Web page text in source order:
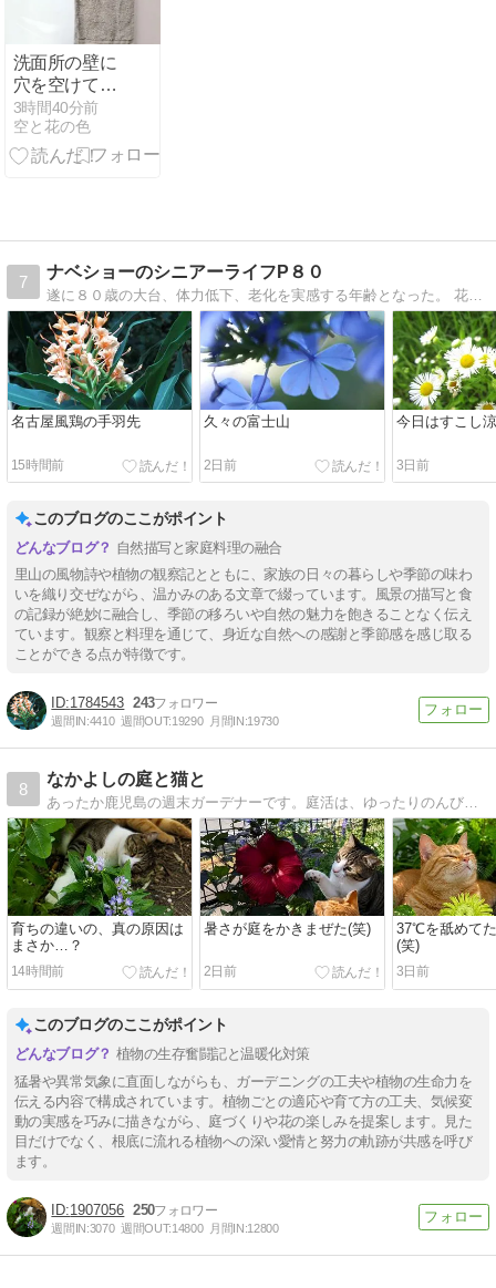
洗面所の壁に
穴を空けて後
悔なし。浮か
せる収納で毎
日がラクにな
3時間40分前
空と花の色
7
ナベショーのシニアーライフP８０
遂に８０歳の大台、体力低下、老化を実感する年齢となった。 花の写真、菜園、養蜂、料理 、ウオーキングなど楽しむ日々の生活
名古屋風鶏の手羽先
15時間前
久々の富士山
2日前
今日はすこし
3日前
このブログのここがポイント
自然描写と家庭料理の融合
里山の風物詩や植物の観察記とともに、家族の日々の暮らしや季節の味わ
いを織り交ぜながら、温かみのある文章で綴っています。風景の描写と食
の記録が絶妙に融合し、季節の移ろいや自然の魅力を飽きることなく伝え
ています。観察と料理を通じて、身近な自然への感謝と季節感を感じ取る
ことができる点が特徴です。
1784543 243
週間IN:4410 週間OUT:19290 月間IN:19730
8
なかよしの庭と猫と
あったか鹿児島の週末ガーデナーです。庭活は、ゆったりのんびり美しく、が理想ですが、現実はなかなか厳しいですね。愛猫２匹がほぼ毎日可愛く登場します！よろしくお願いします。
育ちの違いの、真の原因は
まさか…？
14時間前
暑さが庭をかきまぜた(笑)
2日前
37℃を舐めて
(笑)
3日前
このブログのここがポイント
植物の生存奮闘記と温暖化対策
猛暑や異常気象に直面しながらも、ガーデニングの工夫や植物の生命力を
伝える内容で構成されています。植物ごとの適応や育て方の工夫、気候変
動の実感を巧みに描きながら、庭づくりや花の楽しみを提案します。見た
目だけでなく、根底に流れる植物への深い愛情と努力の軌跡が共感を呼び
ます。
1907056 250
週間IN:3070 週間OUT:14800 月間IN:12800